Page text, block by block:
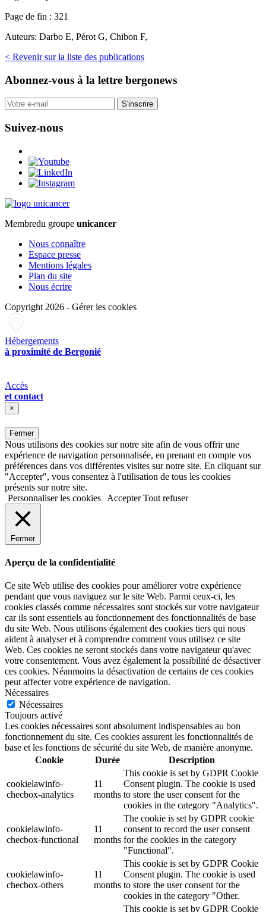
Page de fin : 321
Auteurs: Darbo E, Pérot G, Chibon F,
< Revenir sur la liste des publications
Abonnez-vous à la lettre bergonews
S'inscrire
Suivez-nous
Membredu groupe unicancer
Nous connaître
Espace presse
Mentions légales
Plan du site
Nous écrire
Copyright 2026 - Gérer les cookies
Hébergements
à proximité de Bergonié
Accès
et contact
×
Fermer
Nous utilisons des cookies sur notre site afin de vous offrir une
expérience de navigation personnalisée, en prenant en compte vos
préférences dans vos différentes visites sur notre site. En cliquant sur
"Accepter", vous consentez à l'utilisation de tous les cookies
présents sur notre site.
Personnaliser les cookies
Accepter Tout refuser
Fermer
Aperçu de la confidentialité
Ce site Web utilise des cookies pour améliorer votre expérience
pendant que vous naviguez sur le site Web. Parmi ceux-ci, les
cookies classés comme nécessaires sont stockés sur votre navigateur
car ils sont essentiels au fonctionnement des fonctionnalités de base
du site Web. Nous utilisons également des cookies tiers qui nous
aident à analyser et à comprendre comment vous utilisez ce site
Web. Ces cookies ne seront stockés dans votre navigateur qu'avec
votre consentement. Vous avez également la possibilité de désactiver
ces cookies. Néanmoins la désactivation de certains de ces cookies
peut affecter votre expérience de navigation.
Nécessaires
Nécessaires
Toujours activé
Les cookies nécessaires sont absolument indispensables au bon
fonctionnement du site. Ces cookies assurent les fonctionnalités de
base et les fonctions de sécurité du site Web, de manière anonyme.
Cookie
Durée Description
cookielawinfo-
checbox-analytics
11
months
This cookie is set by GDPR Cookie
Consent plugin. The cookie is used
to store the user consent for the
cookies in the category "Analytics".
cookielawinfo-
checbox-functional
11
months
The cookie is set by GDPR cookie
consent to record the user consent
for the cookies in the category
"Functional".
cookielawinfo-
checbox-others
11
months
This cookie is set by GDPR Cookie
Consent plugin. The cookie is used
to store the user consent for the
cookies in the category "Other.
This cookie is set by GDPR Cookie